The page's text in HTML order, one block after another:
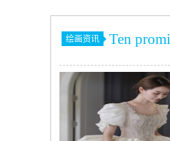
绘画资讯 Ten